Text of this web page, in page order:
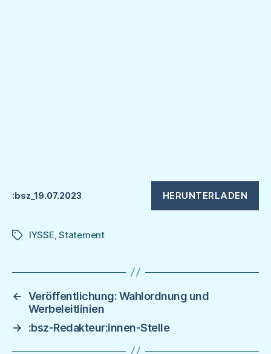
:bsz_19.07.2023 HERUNTERLADEN
Schlagwörter
IYSSE ,Statement
← Veröffentlichung: Wahlordnung und
Werbeleitlinien
→
:bsz-Redakteur:innen-Stelle